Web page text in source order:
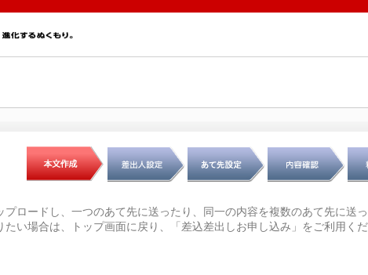
ロードし、一つのあて先に送ったり、同一の内容を複数のあて先に送
い場合は、トップ画面に戻り、「差込差出しお申し込み」をご利用くだ